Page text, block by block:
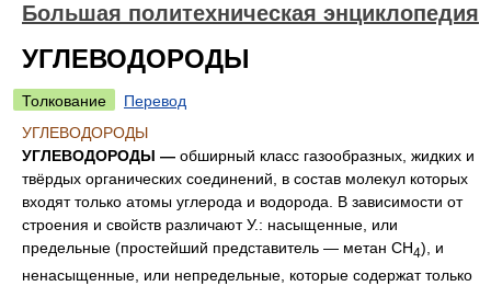
Большая политехническая энциклопедия
УГЛЕВОДОРОДЫ
Толкование
Перевод
УГЛЕВОДОРОДЫ
УГЛЕВОДОРОДЫ — обширный класс газообразных, жидких и
твёрдых органических соединений, в состав молекул которых
входят только атомы углерода и водорода. В зависимости от
строения и свойств различают У.: насыщенные, или
предельные (простейший представитель — метан СН4), и
ненасыщенные, или непредельные, которые содержат только